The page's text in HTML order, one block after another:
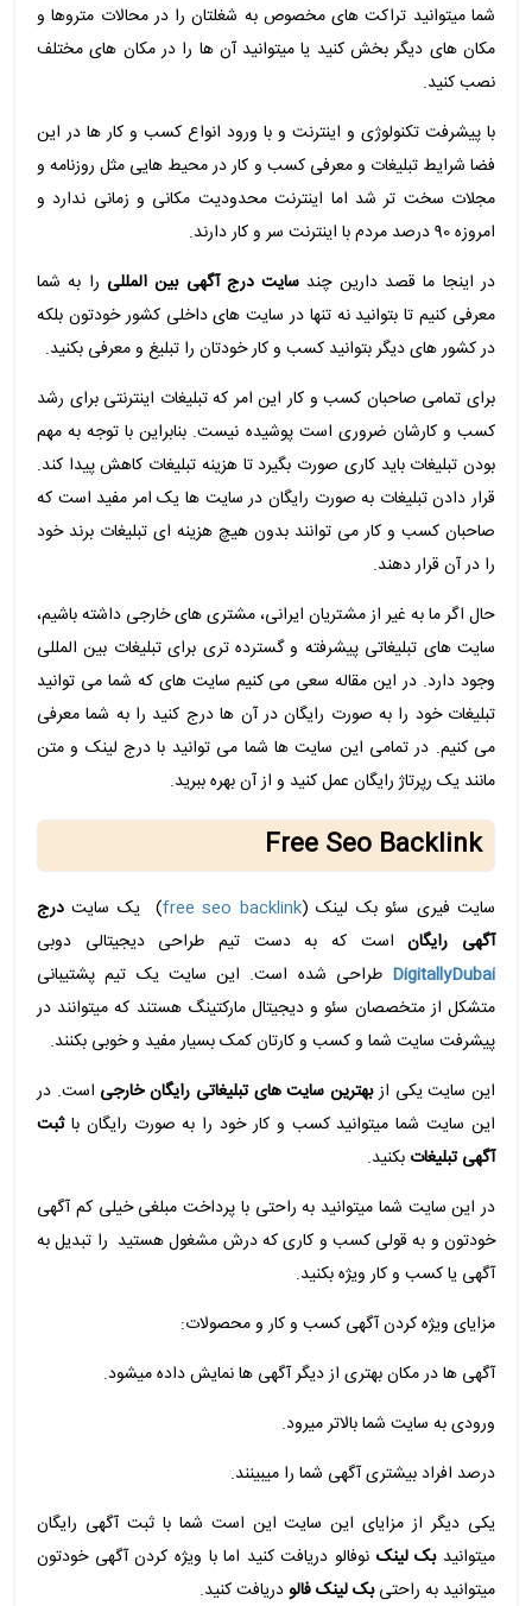
شما میتوانید تراکت های مخصوص به شغلتان را در محالات متروها و
مکان های دیگر بخش کنید یا میتوانید آن ها را در مکان های مختلف
نصب کنید.
با پیشرفت تکنولوژی و اینترنت و با ورود انواع کسب و کار ها در این
فضا شرایط تبلیغات و معرفی کسب و کار در محیط هایی مثل روزنامه و
مجلات سخت تر شد اما اینترنت محدودیت مکانی و زمانی ندارد و
امروزه 90 درصد مردم با اینترنت سر و کار دارند.
در اینجا ما قصد دارین چند سایت درج آگهی بین المللی را به شما
معرفی کنیم تا بتوانید نه تنها در سایت های داخلی کشور خودتون بلکه
در کشور های دیگر بتوانید کسب و کار خودتان را تبلیغ و معرفی بکنید.
برای تمامی صاحبان کسب و کار این امر که تبلیغات اینترنتی برای رشد
کسب و کارشان ضروری است پوشیده نیست. بنابراین با توجه به مهم
بودن تبلیغات باید کاری صورت بگیرد تا هزینه تبلیغات کاهش پیدا کند.
قرار دادن تبلیغات به صورت رایگان در سایت ها یک امر مفید است که
صاحبان کسب و کار می توانند بدون هیچ هزینه ای تبلیغات برند خود
را در آن قرار دهند.
حال اگر ما به غیر از مشتریان ایرانی، مشتری های خارجی داشته باشیم،
سایت های تبلیغاتی پیشرفته و گسترده تری برای تبلیغات بین المللی
وجود دارد. در این مقاله سعی می کنیم سایت های که شما می توانید
تبلیغات خود را به صورت رایگان در آن ها درج کنید را به شما معرفی
می کنیم. در تمامی این سایت ها شما می توانید با درج لینک و متن
مانند یک رپرتاژ رایگان عمل کنید و از آن بهره ببرید.
Free Seo Backlink
سایت فیری سئو بک لینک (free seo backlink) یک سایت درج
آگهی رایگاناست که به دست تیم طراحی دیجیتالی دوبی
DigitallyDubai طراحی شده است. این سایت یک تیم پشتیبانی
متشکل از متخصصان سئو و دیجیتال مارکتینگ هستند که میتوانند در
پیشرفت سایت شما و کسب و کارتان کمک بسیار مفید و خوبی بکنند.
این سایت یکی ازبهترین سایت های تبلیغاتی رایگان خارجی است. در
این سایت شما میتوانید کسب و کار خود را به صورت رایگان باثبت
آگهی تبلیغات بکنید.
در این سایت شما میتوانید به راحتی با پرداخت مبلغی خیلی کم آگهی
خودتون و به قولی کسب و کاری که درش مشغول هستید را تبدیل به
آگهی یا کسب و کار ویژه بکنید.
مزایای ویژه کردن آگهی کسب و کار و محصولات:
آگهی ها در مکان بهتری از دیگر آگهی ها نمایش داده میشود.
ورودی به سایت شما بالاتر میرود.
درصد افراد بیشتری آگهی شما را میبینند.
یکی دیگر از مزایای این سایت این است شما با ثبت آگهی رایگان
میتوانیدبک لینک نوفالو دریافت کنید اما با ویژه کردن آگهی خودتون
میتوانید به راحتیبک لینک فالودریافت کنید.